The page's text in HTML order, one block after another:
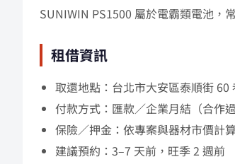
SUNIWIN PS1500 屬於電霸類電池，
租借資訊
取還地點：台北市大安區泰順街
付款方式：匯款／企業月結（合作過
保險／押金：依專案與器材市價計
建議預約：3–7 天前，旺季 2 週前